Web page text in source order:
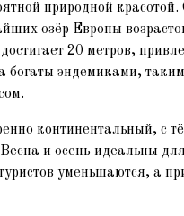
природной
озёр Европы
20 метров,
богаты эндемиками,
континентальный, с
и осень идеальны
уменьшаются, а